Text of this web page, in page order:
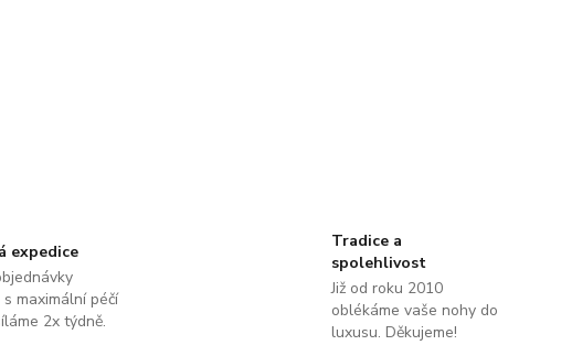
expedice
s maximální péčí
2x týdně.
Tradice a
spolehlivost
Již od roku 2010
oblékáme vaše nohy do
luxusu. Děkujeme!